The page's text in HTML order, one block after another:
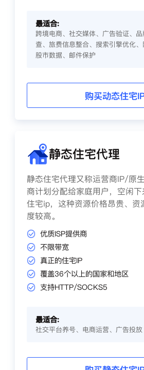
最适合:
跨境电商、社交媒体、广告验证、
查、旅费信息整合、搜索引擎优化
股市数据、邮件保护
购买动态住宅
静态住宅代理
静态住宅代理又称运营商IP/原
商计划分配给家庭用户，空闲
住宅ip，这种资源价格昂贵、资
度较高。
优质ISP提供商
不限带宽
真正的住宅IP
覆盖36个以上的国家和地区
支持HTTP/SOCKS5
最适合:
社交平台养号、电商运营、广告投放